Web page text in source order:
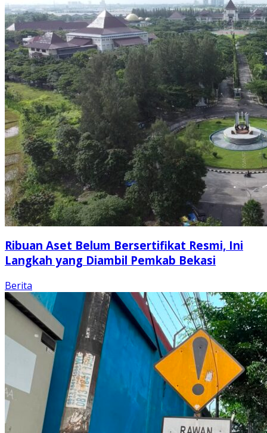
Ribuan Aset Belum Bersertifikat Resmi, Ini
Langkah yang Diambil Pemkab Bekasi
Berita